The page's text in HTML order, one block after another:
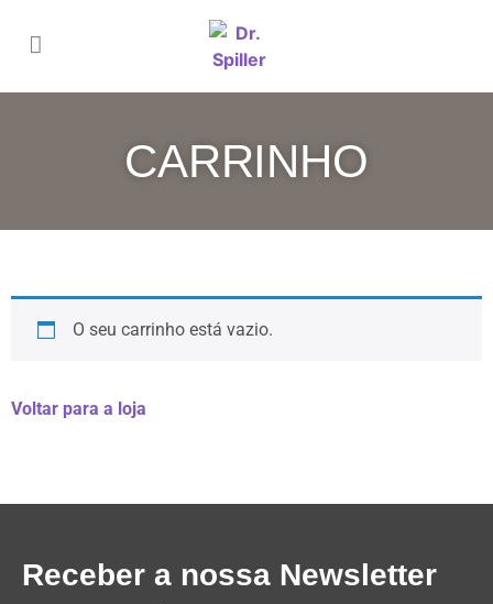
CARRINHO
O seu carrinho está vazio.
Voltar para a loja
Receber a nossa Newsletter